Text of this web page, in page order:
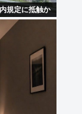
規定に抵触か